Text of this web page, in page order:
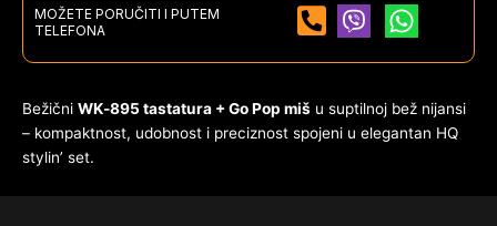
MOŽETE PORUČITI I PUTEM
TELEFONA
Bežični WK‑895 tastatura + Go Pop miš u suptilnoj bež nijansi
– kompaktnost, udobnost i preciznost spojeni u elegantan HQ
stylin’ set.